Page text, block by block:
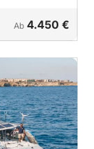
Ab 4.450 €